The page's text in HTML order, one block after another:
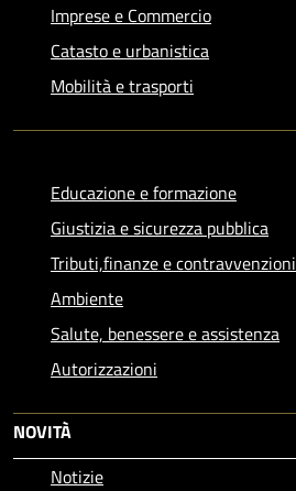
Imprese e Commercio
Catasto e urbanistica
Mobilità e trasporti
Educazione e formazione
Giustizia e sicurezza pubblica
Tributi,finanze e contravvenzioni
Ambiente
Salute, benessere e assistenza
Autorizzazioni
NOVITÀ
Notizie